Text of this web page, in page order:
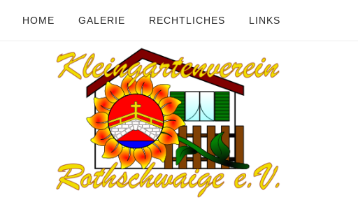
HOME GALERIE RECHTLICHES LINKS